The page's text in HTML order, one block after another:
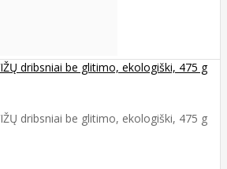
dribsniai be glitimo, ekologiški, 475 g
dribsniai be glitimo, ekologiški, 475 g